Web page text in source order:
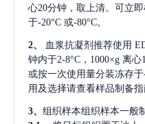
心20分钟，取上清。可立
于-20°C 或-80°C。
2、 血浆抗凝剂推荐使用
钟内于2-8°C，1000×g 离
或按一次使用量分装冻存于
用及选择请查看样品制备指
3、 组织样本组织样本一般